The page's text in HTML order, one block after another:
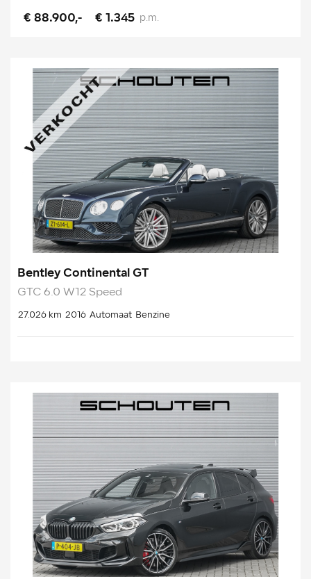
€ 88.900,- € 1.345 p.m.
Bentley Continental GT
GTC 6.0 W12 Speed
27.026 km 2016 Automaat Benzine